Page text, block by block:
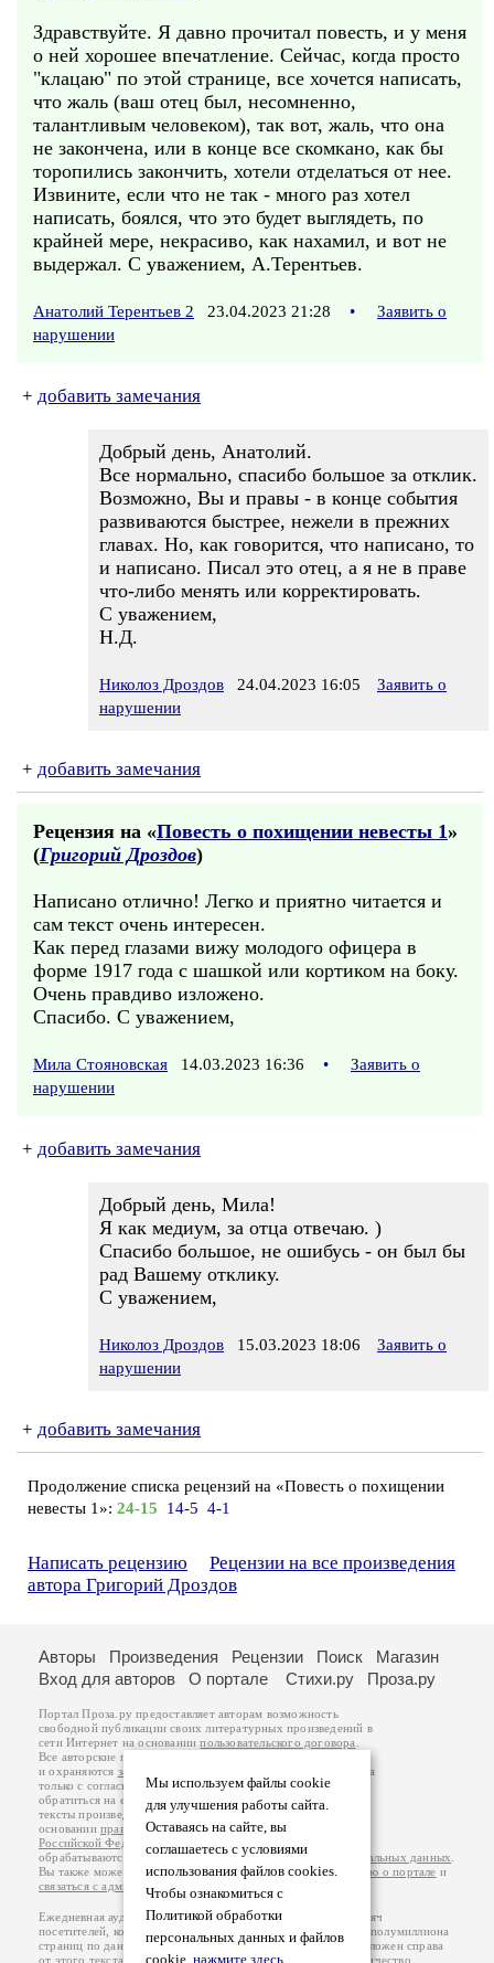
Здравствуйте. Я давно прочитал повесть, и у меня
о ней хорошее впечатление. Сейчас, когда просто
"клацаю" по этой странице, все хочется написать,
что жаль (ваш отец был, несомненно,
талантливым человеком), так вот, жаль, что она
не закончена, или в конце все скомкано, как бы
торопились закончить, хотели отделаться от нее.
Извините, если что не так - много раз хотел
написать, боялся, что это будет выглядеть, по
крайней мере, некрасиво, как нахамил, и вот не
выдержал. С уважением, А.Терентьев.
Анатолий Терентьев 2 23.04.2023 21:28 •
Заявить о
нарушении
+ добавить замечания
Добрый день, Анатолий.
Все нормально, спасибо большое за отклик.
Возможно, Вы и правы - в конце события
развиваются быстрее, нежели в прежних
главах. Но, как говорится, что написано, то
и написано. Писал это отец, а я не в праве
что-либо менять или корректировать.
С уважением,
Н.Д.
Николоз Дроздов 24.04.2023 16:05
Заявить о
нарушении
+ добавить замечания
Рецензия на «Повесть о похищении невесты 1»
(Григорий Дроздов)
Написано отлично! Легко и приятно читается и
сам текст очень интересен.
Как перед глазами вижу молодого офицера в
форме 1917 года с шашкой или кортиком на боку.
Очень правдиво изложено.
Спасибо. С уважением,
Мила Стояновская 14.03.2023 16:36 •
Заявить о
нарушении
+ добавить замечания
Добрый день, Мила!
Я как медиум, за отца отвечаю. )
Спасибо большое, не ошибусь - он был бы
рад Вашему отклику.
С уважением,
Николоз Дроздов 15.03.2023 18:06
Заявить о
нарушении
+ добавить замечания
Продолжение списка рецензий на «Повесть о похищении
невесты 1»: 24-15 14-5 4-1
Написать рецензию
Рецензии на все произведения
автора Григорий Дроздов
Мы используем файлы cookie
для улучшения работы сайта.
Оставаясь на сайте, вы
соглашаетесь с условиями
использования файлов cookies.
Чтобы ознакомиться с
Политикой обработки
персональных данных и файлов
cookie, нажмите здесь
Авторы Произведения Рецензии Поиск
Магазин
Вход для авторов
О портале Стихи.ру Проза.ру
Портал Проза.ру предоставляет авторам возможность
свободной публикации своих литературных произведений в
сети Интернет на основаниипользовательского договора
Все авторские права на произведения принадлежат авторам
и охраняются законом
. Перепечатка произведений возможна
только с согласия его автора, к которому вы можете
обратиться на его авторской странице. Ответственность за
тексты произведений авторы несут самостоятельно на
основанииправил публикацииизаконодательства
Российской Федерации
обрабатываются на основанииПолитики обработки персональных данных
Вы также можете посмотреть более подробнуюинформацию о портале и
связаться с администрацией
Ежедневная аудитория портала Проза.ру – порядка 100 тысяч
посетителей, которые в общей сумме просматривают более полумиллиона
страниц по данным счетчика посещаемости, который расположен справа
от этого текста. В каждой графе указано по две цифры: количество